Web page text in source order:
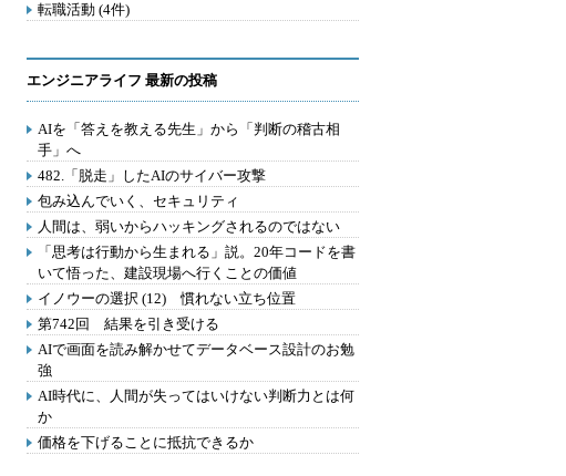
転職活動 (4件)
エンジニアライフ 最新の投稿
AIを「答えを教える先生」から「判断の稽古相
手」へ
482.「脱走」したAIのサイバー攻撃
包み込んでいく、セキュリティ
人間は、弱いからハッキングされるのではない
「思考は行動から生まれる」説。20年コードを書
いて悟った、建設現場へ行くことの価値
イノウーの選択 (12) 慣れない立ち位置
第742回 結果を引き受ける
AIで画面を読み解かせてデータベース設計のお勉
強
AI時代に、人間が失ってはいけない判断力とは何
か
価格を下げることに抵抗できるか